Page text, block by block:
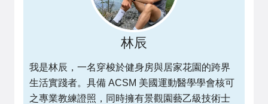
林辰
我是林辰，一名穿梭於健身房與居家花園的跨界
生活實踐者。具備 ACSM 美國運動醫學學會核可
之專業教練證照，同時擁有景觀園藝乙級技術士